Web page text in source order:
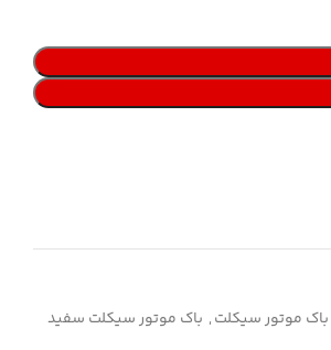
باک موتور سیکلت, باک موتور سیکلت سفید